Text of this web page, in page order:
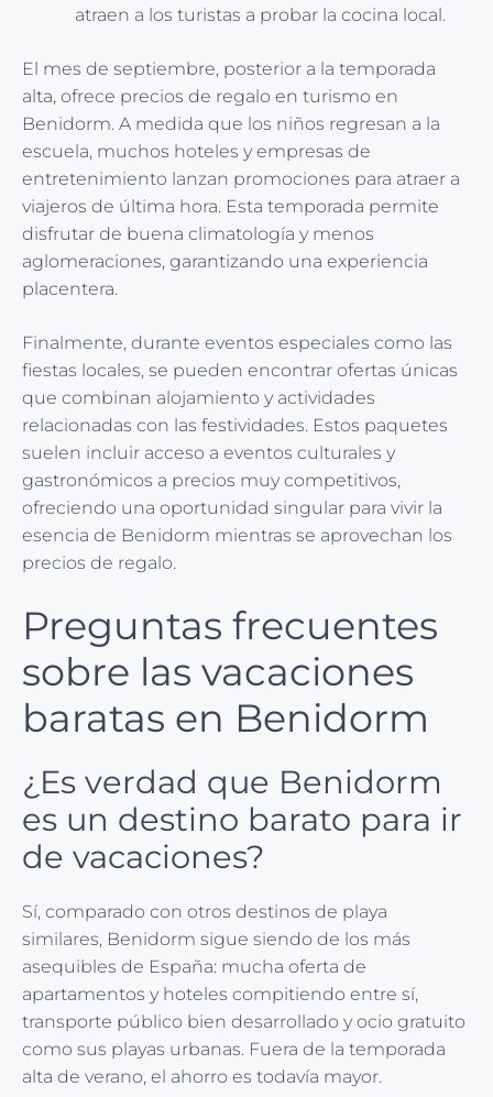
atraen a los turistas a probar la cocina local.
El mes de septiembre, posterior a la temporada
alta, ofrece precios de regalo en turismo en
Benidorm. A medida que los niños regresan a la
escuela, muchos hoteles y empresas de
entretenimiento lanzan promociones para atraer a
viajeros de última hora. Esta temporada permite
disfrutar de buena climatología y menos
aglomeraciones, garantizando una experiencia
placentera.
Finalmente, durante eventos especiales como las
fiestas locales, se pueden encontrar ofertas únicas
que combinan alojamiento y actividades
relacionadas con las festividades. Estos paquetes
suelen incluir acceso a eventos culturales y
gastronómicos a precios muy competitivos,
ofreciendo una oportunidad singular para vivir la
esencia de Benidorm mientras se aprovechan los
precios de regalo.
Preguntas frecuentes
sobre las vacaciones
baratas en Benidorm
¿Es verdad que Benidorm
es un destino barato para ir
de vacaciones?
Sí, comparado con otros destinos de playa
similares, Benidorm sigue siendo de los más
asequibles de España: mucha oferta de
apartamentos y hoteles compitiendo entre sí,
transporte público bien desarrollado y ocio gratuito
como sus playas urbanas. Fuera de la temporada
alta de verano, el ahorro es todavía mayor.